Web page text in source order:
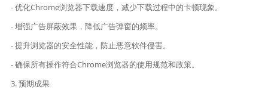
- 优化Chrome浏览器下载速度，减少下载过程中的卡顿现象。
- 增强广告屏蔽效果，降低广告弹窗的频率。
- 提升浏览器的安全性能，防止恶意软件侵害。
- 确保所有操作符合Chrome浏览器的使用规范和政策。
3. 预期成果